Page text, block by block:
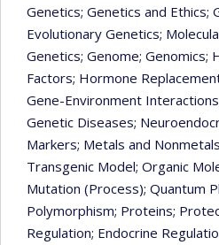
Genetics; Genetics and Ethics;
Evolutionary Genetics;
Genetics; Genome; Genomics;
Factors; Hormone
Gene-Environment Interactions
Genetic Diseases;
Markers; Metals and Nonmetals
Transgenic Model; Organic
Mutation (Process); Quantum
Polymorphism; Proteins;
Regulation; Endocrine